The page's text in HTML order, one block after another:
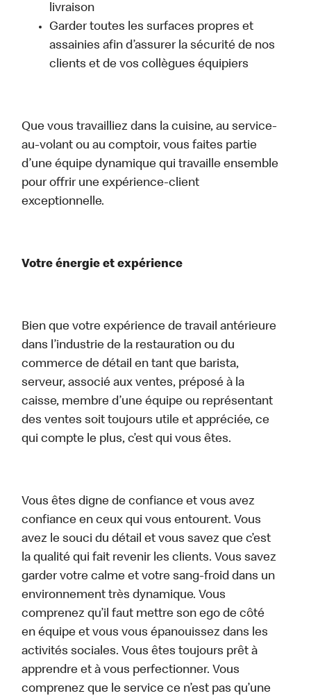
livraison
Garder toutes les surfaces propres et
assainies afin d’assurer la sécurité de nos
clients et de vos collègues équipiers
Que vous travailliez dans la cuisine, au service-
au-volant ou au comptoir, vous faites partie
d’une équipe dynamique qui travaille ensemble
pour offrir une expérience-client
exceptionnelle.
Votre énergie et expérience
Bien que votre expérience de travail antérieure
dans l’industrie de la restauration ou du
commerce de détail en tant que barista,
serveur, associé aux ventes, préposé à la
caisse, membre d’une équipe ou représentant
des ventes soit toujours utile et appréciée, ce
qui compte le plus, c’est qui vous êtes.
Vous êtes digne de confiance et vous avez
confiance en ceux qui vous entourent. Vous
avez le souci du détail et vous savez que c’est
la qualité qui fait revenir les clients. Vous savez
garder votre calme et votre sang-froid dans un
environnement très dynamique. Vous
comprenez qu’il faut mettre son ego de côté
en équipe et vous vous épanouissez dans les
activités sociales. Vous êtes toujours prêt à
apprendre et à vous perfectionner. Vous
comprenez que le service ce n’est pas qu’une